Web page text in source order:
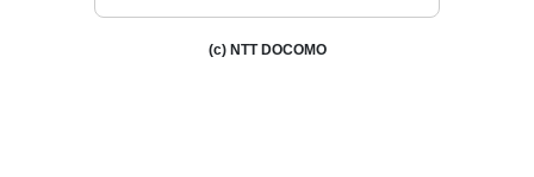
(c) NTT DOCOMO